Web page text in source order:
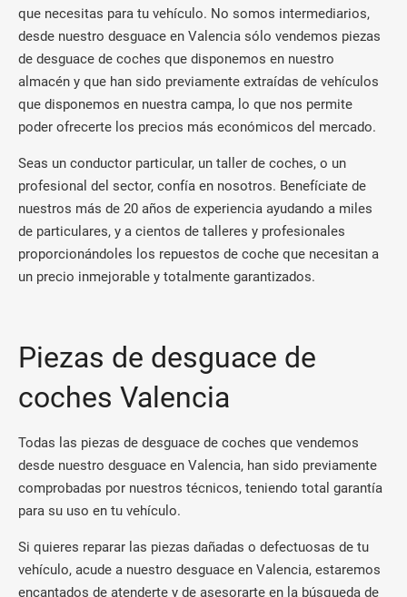
que necesitas para tu vehículo. No somos intermediarios,
desde nuestro desguace en Valencia sólo vendemos piezas
de desguace de coches que disponemos en nuestro
almacén y que han sido previamente extraídas de vehículos
que disponemos en nuestra campa, lo que nos permite
poder ofrecerte los precios más económicos del mercado.
Seas un conductor particular, un taller de coches, o un
profesional del sector, confía en nosotros. Benefíciate de
nuestros más de 20 años de experiencia ayudando a miles
de particulares, y a cientos de talleres y profesionales
proporcionándoles los repuestos de coche que necesitan a
un precio inmejorable y totalmente garantizados.
Piezas de desguace de
coches Valencia
Todas las piezas de desguace de coches que vendemos
desde nuestro desguace en Valencia, han sido previamente
comprobadas por nuestros técnicos, teniendo total garantía
para su uso en tu vehículo.
Si quieres reparar las piezas dañadas o defectuosas de tu
vehículo, acude a nuestro desguace en Valencia, estaremos
encantados de atenderte y de asesorarte en la búsqueda de